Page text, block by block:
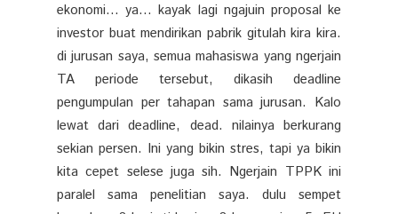
ekonomi... ya... kayak lagi ngajuin proposal ke
investor buat mendirikan pabrik gitulah kira kira.
di jurusan saya, semua mahasiswa yang ngerjain
TA periode tersebut, dikasih deadline
pengumpulan per tahapan sama jurusan. Kalo
lewat dari deadline, dead. nilainya berkurang
sekian persen. Ini yang bikin stres, tapi ya bikin
kita cepet selese juga sih. Ngerjain TPPK ini
paralel sama penelitian saya. dulu sempet